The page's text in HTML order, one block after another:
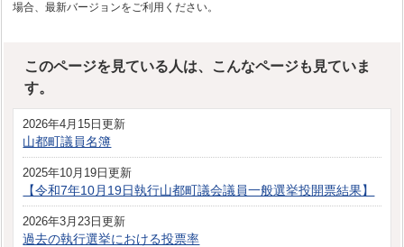
場合、最新バージョンをご利用ください。
このページを見ている人は、こんなページも見ていま
す。
2026年4月15日更新
山都町議員名簿
2025年10月19日更新
【令和7年10月19日執行山都町議会議員一般選挙投開票結果】
2026年3月23日更新
過去の執行選挙における投票率